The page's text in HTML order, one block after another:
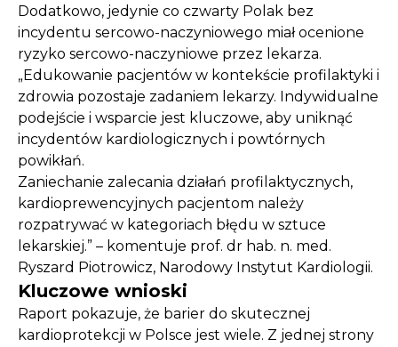
Dodatkowo, jedynie co czwarty Polak bez
incydentu sercowo-naczyniowego miał ocenione
ryzyko sercowo-naczyniowe przez lekarza.
„Edukowanie pacjentów w kontekście profilaktyki i
zdrowia pozostaje zadaniem lekarzy. Indywidualne
podejście i wsparcie jest kluczowe, aby uniknąć
incydentów kardiologicznych i powtórnych
powikłań.
Zaniechanie zalecania działań profilaktycznych,
kardioprewencyjnych pacjentom należy
rozpatrywać w kategoriach błędu w sztuce
lekarskiej.” – komentuje prof. dr hab. n. med.
Ryszard Piotrowicz, Narodowy Instytut Kardiologii.
Kluczowe wnioski
Raport pokazuje, że barier do skutecznej
kardioprotekcji w Polsce jest wiele. Z jednej strony